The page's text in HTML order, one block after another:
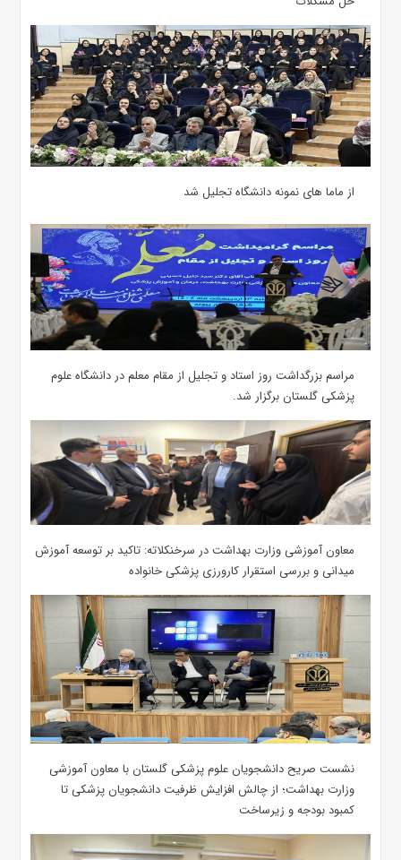
از ماما های نمونه دانشگاه تجلیل شد
مراسم بزرگداشت روز استاد و تجلیل از مقام معلم در دانشگاه علوم
پزشکی گلستان برگزار شد.‌
معاون آموزشی وزارت بهداشت در سرخنکلاته: تاکید بر توسعه آموزش
میدانی و بررسی استقرار کارورزی پزشکی ‌خانواده
نشست صریح دانشجویان علوم پزشکی گلستان با معاون آموزشی
وزارت بهداشت؛ از چالش افزایش ظرفیت دانشجویان ‌پزشکی تا
کمبود بودجه و زیرساخت